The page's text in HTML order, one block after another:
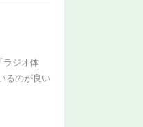
ラジオ体
るのが良い